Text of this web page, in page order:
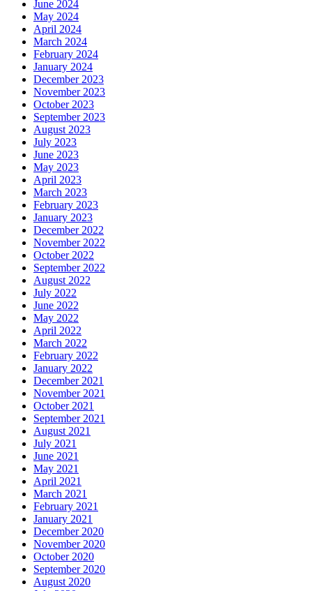
June 2024
May 2024
April 2024
March 2024
February 2024
January 2024
December 2023
November 2023
October 2023
September 2023
August 2023
July 2023
June 2023
May 2023
April 2023
March 2023
February 2023
January 2023
December 2022
November 2022
October 2022
September 2022
August 2022
July 2022
June 2022
May 2022
April 2022
March 2022
February 2022
January 2022
December 2021
November 2021
October 2021
September 2021
August 2021
July 2021
June 2021
May 2021
April 2021
March 2021
February 2021
January 2021
December 2020
November 2020
October 2020
September 2020
August 2020